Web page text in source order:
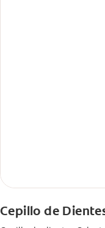
Cepillo de